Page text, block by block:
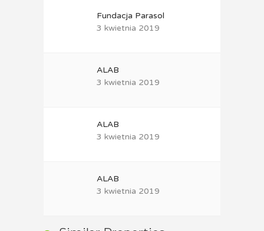
Fundacja Parasol
3 kwietnia 2019
ALAB
3 kwietnia 2019
ALAB
3 kwietnia 2019
ALAB
3 kwietnia 2019